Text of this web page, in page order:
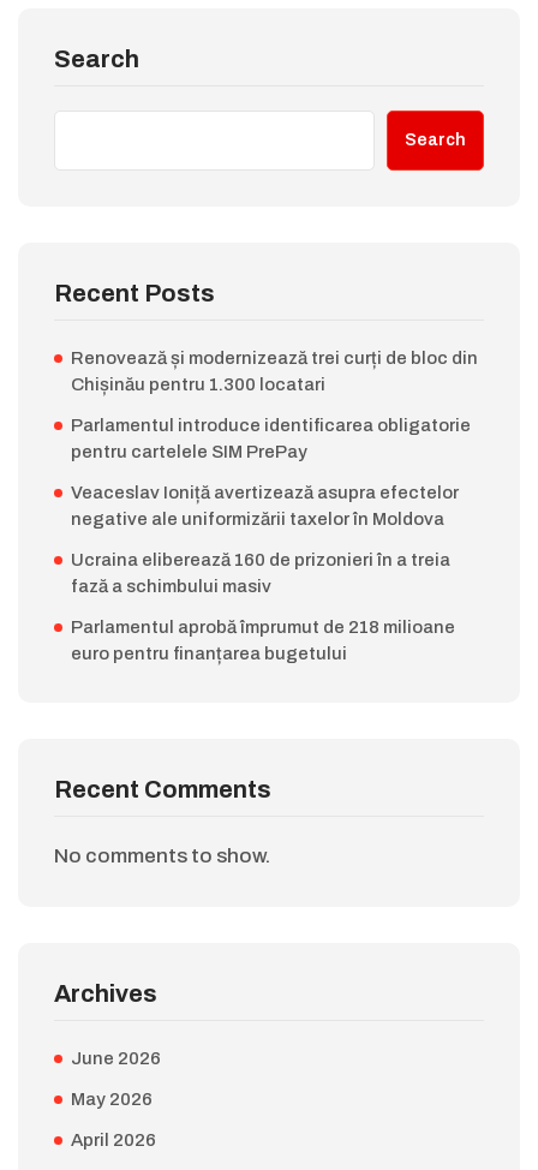
Search
Search
Recent Posts
Renovează și modernizează trei curți de bloc din
Chișinău pentru 1.300 locatari
Parlamentul introduce identificarea obligatorie
pentru cartelele SIM PrePay
Veaceslav Ioniță avertizează asupra efectelor
negative ale uniformizării taxelor în Moldova
Ucraina eliberează 160 de prizonieri în a treia
fază a schimbului masiv
Parlamentul aprobă împrumut de 218 milioane
euro pentru finanțarea bugetului
Recent Comments
No comments to show.
Archives
June 2026
May 2026
April 2026